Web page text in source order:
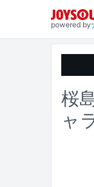
powered by
桜
ャ